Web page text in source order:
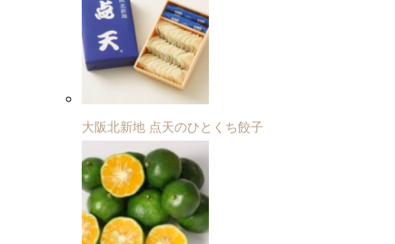
大阪北新地 点天のひとくち餃子